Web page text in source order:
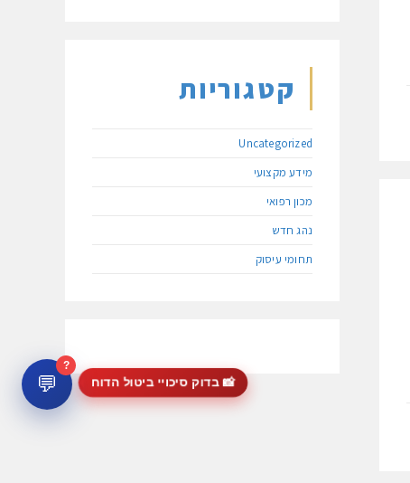
קטגוריות
Uncategorized
מידע מקצועי
מכון רפואי
נהג חדש
תחומי עיסוק
📸 בדוק סיכויי ביטול הדוח 💬
?